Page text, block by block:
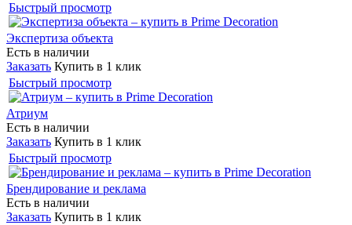
Быстрый просмотр
Экспертиза объекта
Есть в наличии
Заказать Купить в 1 клик
Быстрый просмотр
Атриум
Есть в наличии
Заказать Купить в 1 клик
Быстрый просмотр
Брендирование и реклама
Есть в наличии
Заказать Купить в 1 клик